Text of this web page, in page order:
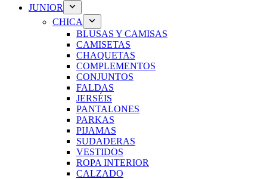
JUNIOR
CHICA
BLUSAS Y CAMISAS
CAMISETAS
CHAQUETAS
COMPLEMENTOS
CONJUNTOS
FALDAS
JERSÉIS
PANTALONES
PARKAS
PIJAMAS
SUDADERAS
VESTIDOS
ROPA INTERIOR
CALZADO